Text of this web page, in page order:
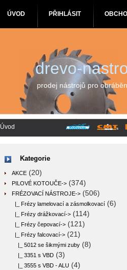
ÚVOD
PŘIHLÁSIT
drevo-
prodej nástrojů pro
Úvod
Kategorie
AKCE (20)
PILOVÉ KOTOUČE-> (374)
FRÉZOVACÍ NÁSTROJE-> (506)
|_ Frézy lamelovací a zásmolkovací (6)
|_ Frézy drážkovací-> (114)
|_ Frézy čepovací-> (121)
|_ Frézy falcovací-> (21)
|_ 5012 se šikmými zuby (8)
|_ 3351 s VBD (3)
|_ 3555 s VBD - ALU (4)